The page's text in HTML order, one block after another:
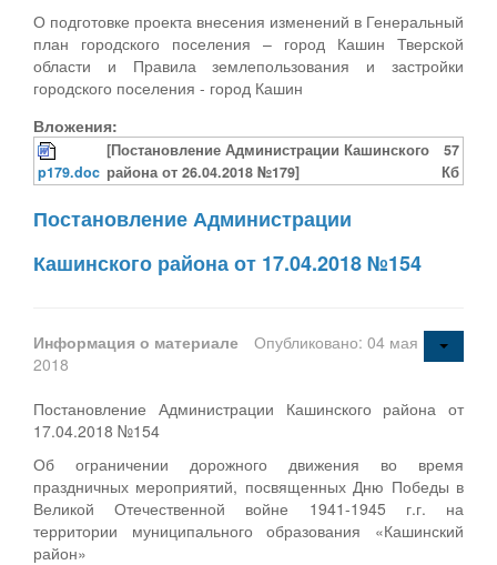
О подготовке проекта внесения изменений в Генеральный
план городского поселения – город Кашин Тверской
области и Правила землепользования и застройки
городского поселения - город Кашин
Вложения:
p179.doc
[Постановление Администрации Кашинского
района от 26.04.2018 №179]
57
Кб
Постановление Администрации
Кашинского района от 17.04.2018 №154
Информация о материале
Опубликовано: 04 мая
2018
Постановление Администрации Кашинского района от
17.04.2018 №154
Об ограничении дорожного движения во время
праздничных мероприятий, посвященных Дню Победы в
Великой Отечественной войне 1941-1945 г.г. на
территории муниципального образования «Кашинский
район»